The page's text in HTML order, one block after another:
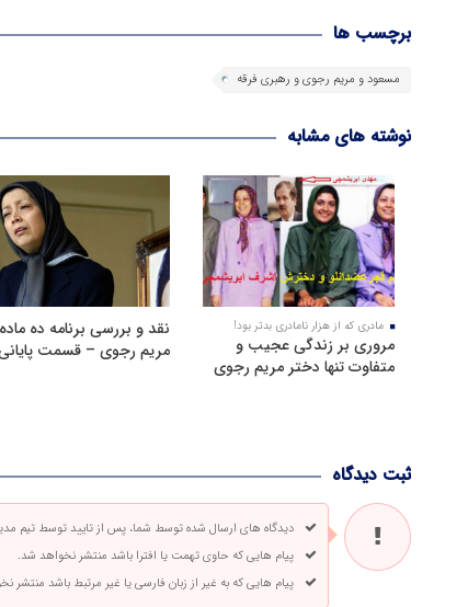
برچسب ها
مسعود و مریم رجوی و رهبری فرقه
نوشته های مشابه
مادری که از هزار نامادری بدتر بود!
مروری بر زندگی عجیب و
متفاوت تنها دختر مریم رجوی
نقد و بررسی برنامه ده
مریم رجوی – قسمت
ثبت دیدگاه
دیدگاه های ارسال شده توسط شما، پس از تایید توسط تیم
پیام هایی که حاوی تهمت یا افترا باشد منتشر نخواهد شد.
پیام هایی که به غیر از زبان فارسی یا غیر مرتبط باشد منتشر